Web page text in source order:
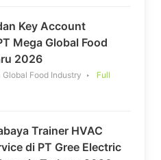
Key Account
Mega Global Food
2026
Global Food Industry
Full
Trainer HVAC
di PT Gree Electric